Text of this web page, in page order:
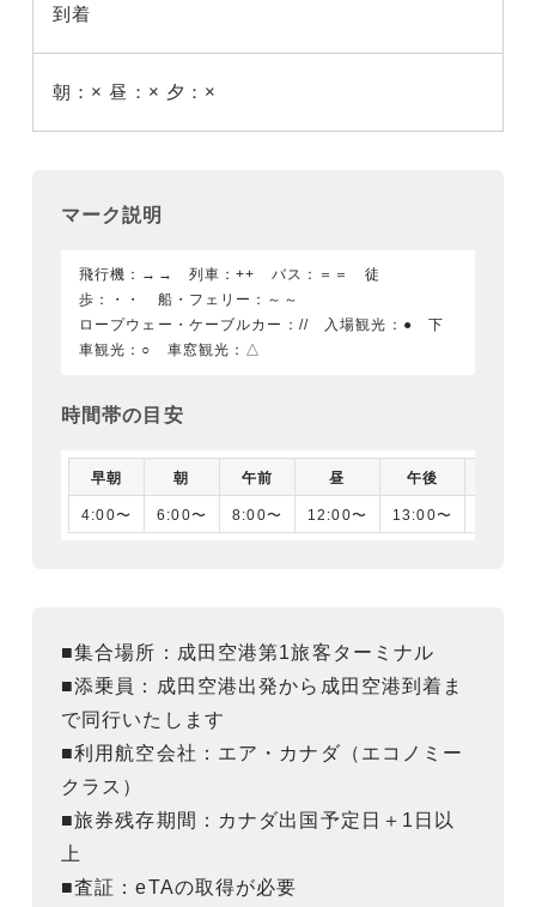
到着
朝：× 昼：× 夕：×
マーク説明
飛行機：→→ 列車：++ バス：＝＝ 徒
歩：・・ 船・フェリー：～～
ロープウェー・ケーブルカー：// 入場観光：● 下
車観光：○ 車窓観光：△
時間帯の目安
早朝 朝 午前 昼 午後
4:00〜 6:00〜 8:00〜 12:00〜 13:00〜
■集合場所：成田空港第1旅客ターミナル
■添乗員：成田空港出発から成田空港到着ま
で同行いたします
■利用航空会社：エア・カナダ（エコノミー
クラス）
■旅券残存期間：カナダ出国予定日＋1日以
上
■査証：eTAの取得が必要